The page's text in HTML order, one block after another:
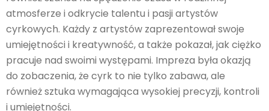
atmosferze i odkrycie talentu i pasji artystów
cyrkowych. Każdy z artystów zaprezentował swoje
umiejętności i kreatywność, a także pokazał, jak ciężko
pracuje nad swoimi występami. Impreza była okazją
do zobaczenia, że cyrk to nie tylko zabawa, ale
również sztuka wymagająca wysokiej precyzji, kontroli
i umiejętności.